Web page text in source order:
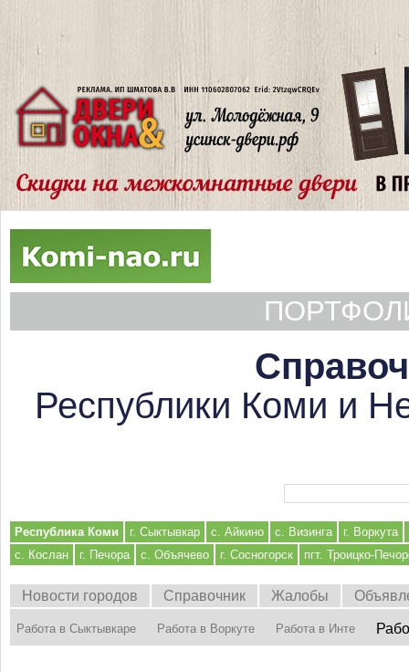
Республики Коми и
Республика Коми г. Сыктывкар с. Айкино с. Визинга
г. Воркута
с. Кослан
г. Печора с. Объячево г. Сосногорск пгт. Троицко-
Новости городов Справочник Жалобы
Работа в Сыктывкаре Работа в Воркуте Работа в Инте